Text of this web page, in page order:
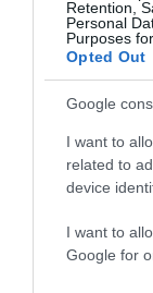
Retention,
Personal
Purposes
Opted Out
Google
I want to
related to
device
I want to
Google for
μαρτυρία –
βίντεο
06.08.2026 | 19:40
Ξεκινάει
06.08.2026 | 19:20
Ο μεγαλύτερος
της Ευρώπης
στην Ελλάδα –
νεότερα για
«Ανάσα» για
αγρότες στην